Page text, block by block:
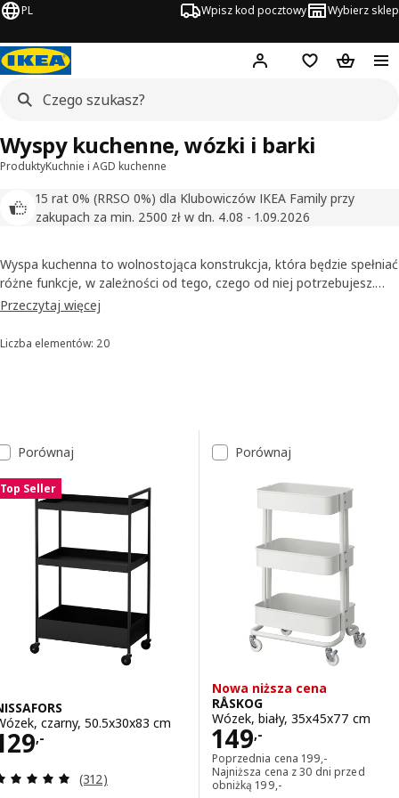
PL Wpisz kod pocztowy Wybierz sklep
Hej! Zaloguj się
Lista zakupowa
Koszyk
ProduktyKuchnie i AGD kuchenne
15 rat 0% (RRSO 0%) dla Klubowiczów IKEA Family przy
zakupach za min. 2500 zł w dn. 4.08 - 1.09.2026
Wyspy kuchenne, wózki i barki
Wyspa kuchenna to wolnostojąca konstrukcja, która będzie spełniać
różne funkcje, w zależności od tego, czego od niej potrzebujesz.
Ten praktyczny pomocnik kuchenny może stać się dodatkowym
do przygotowywania posiłków. Barek na kółkach posłuży z kolei do
Przeczytaj więcej
Sortowanie i filtrowanie
Liczba elementów: 20
Lista wyników
Porównaj
Top Seller
czarny, 50.5x30x83 cm
,- 129,-
Recenzja: 4.9 z 5 gwiazdki. Łączna liczba recenzji:
(312)
Porównaj
Nowa niższa cena
RÅSKOG
Wózek, biały, 35x45x77 cm
149,-
Cena 149,-
Poprzednia cena 199,-
Poprzednia cena
Najniższa cena z 30 dni przed
obniżką 199,-
Najniższa cena z 30 dni